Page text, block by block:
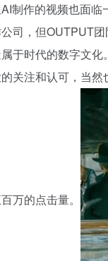
制作的视频也面
司，但OUTPUT
于时代的数字文
关注和认可，当
万的点击量。